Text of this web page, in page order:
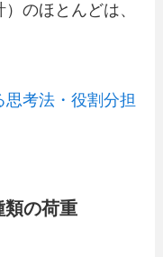
のほとんどは、
考法・役割分担
類の荷重